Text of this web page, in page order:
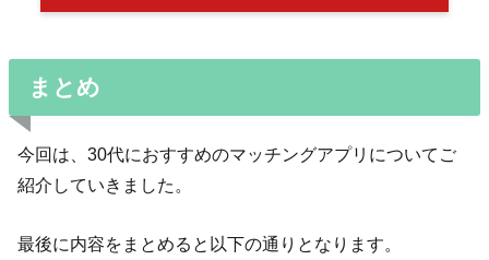
まとめ
今回は、30代におすすめのマッチングアプリについてご
紹介していきました。
最後に内容をまとめると以下の通りとなります。